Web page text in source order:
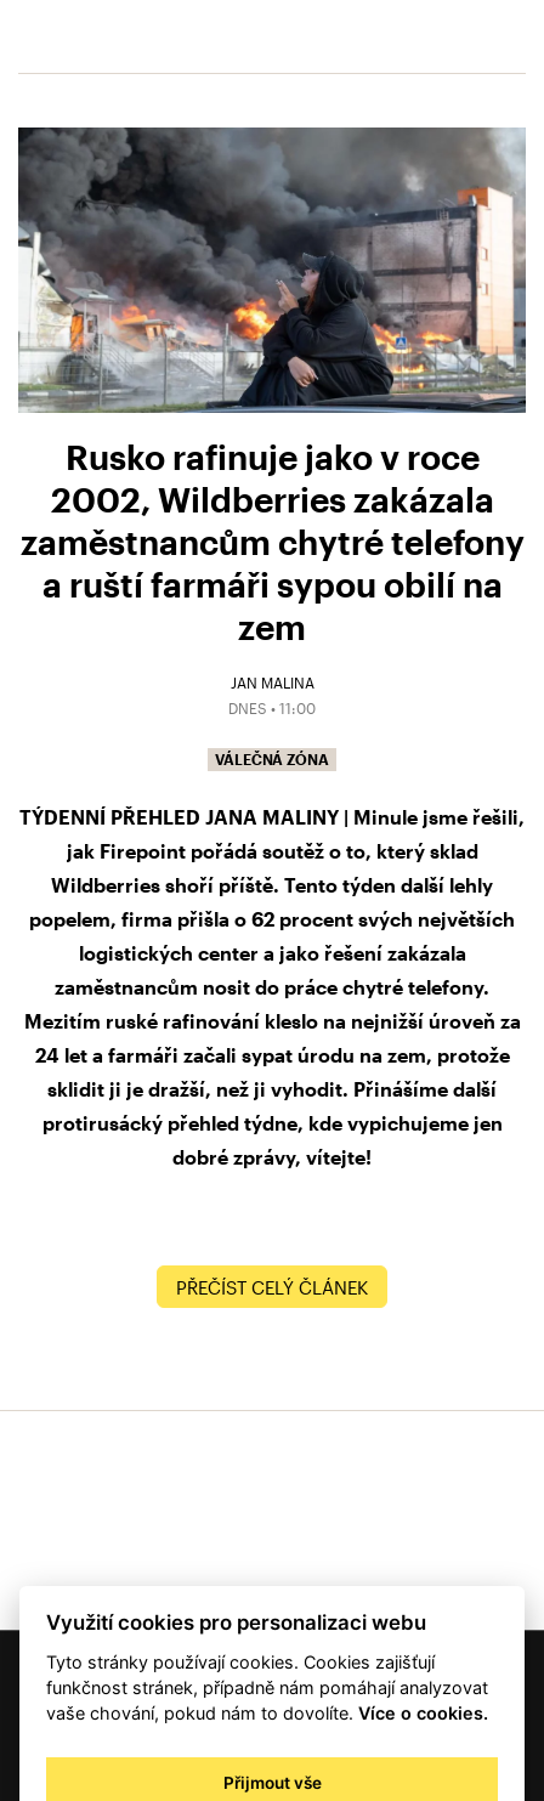
Rusko rafinuje jako v roce
2002, Wildberries zakázala
zaměstnancům chytré telefony
a ruští farmáři sypou obilí na
zem
JAN MALINA
DNES • 11:00
VÁLEČNÁ ZÓNA
TÝDENNÍ PŘEHLED JANA MALINY | Minule jsme řešili,
jak Firepoint pořádá soutěž o to, který sklad
Wildberries shoří příště. Tento týden další lehly
popelem, firma přišla o 62 procent svých největších
logistických center a jako řešení zakázala
zaměstnancům nosit do práce chytré telefony.
Mezitím ruské rafinování kleslo na nejnižší úroveň za
24 let a farmáři začali sypat úrodu na zem, protože
sklidit ji je dražší, než ji vyhodit. Přinášíme další
protirusácký přehled týdne, kde vypichujeme jen
dobré zprávy, vítejte!
PŘEČÍST CELÝ ČLÁNEK
© 2001 — 2026 Copyright CMI News a dodavatelé obsahu. |
Autorská práva
Zpracování osobních údajů - registrovaní a předplatitelé
Využití cookies pro personalizaci webu
Tyto stránky používají cookies. Cookies zajišťují
funkčnost stránek, případně nám pomáhají analyzovat
vaše chování, pokud nám to dovolíte.Více o cookies.
Přijmout vše